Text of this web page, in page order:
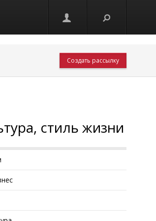
Создать рассылку
стиль жизни